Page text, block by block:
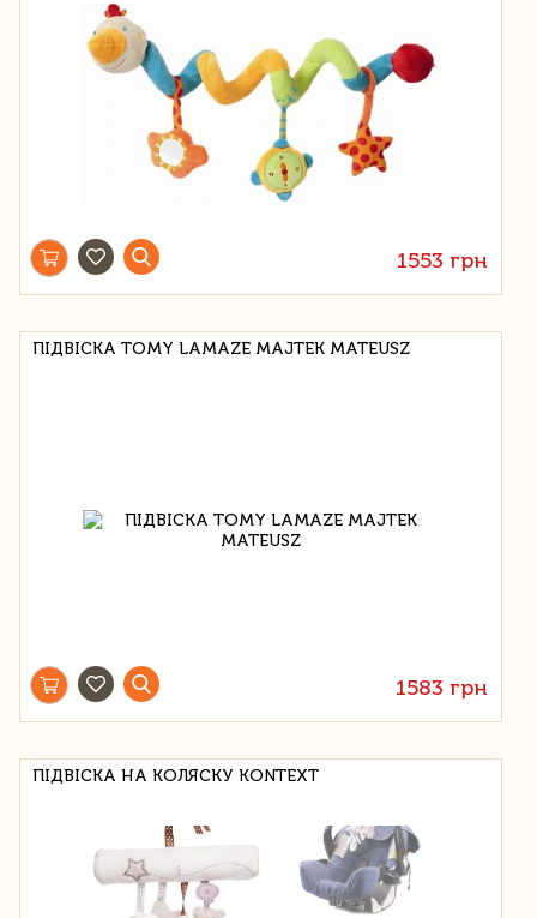
1553 грн
ПІДВІСКА TOMY LAMAZE MAJTEK MATEUSZ
1583 грн
ПІДВІСКА НА КОЛЯСКУ KONTEXT